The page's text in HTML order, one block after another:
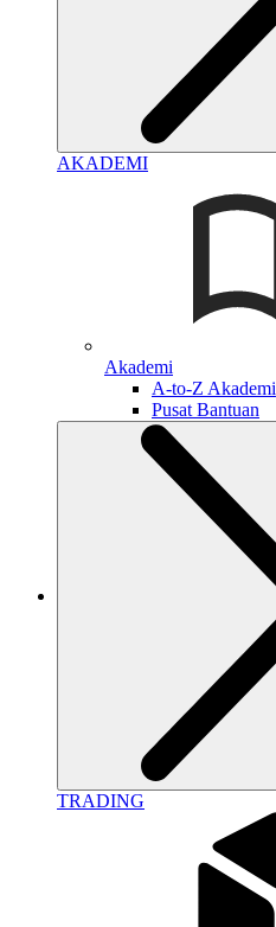
AKADEMI
Akademi
A-to-Z Akademi
Pusat Bantuan
TRADING